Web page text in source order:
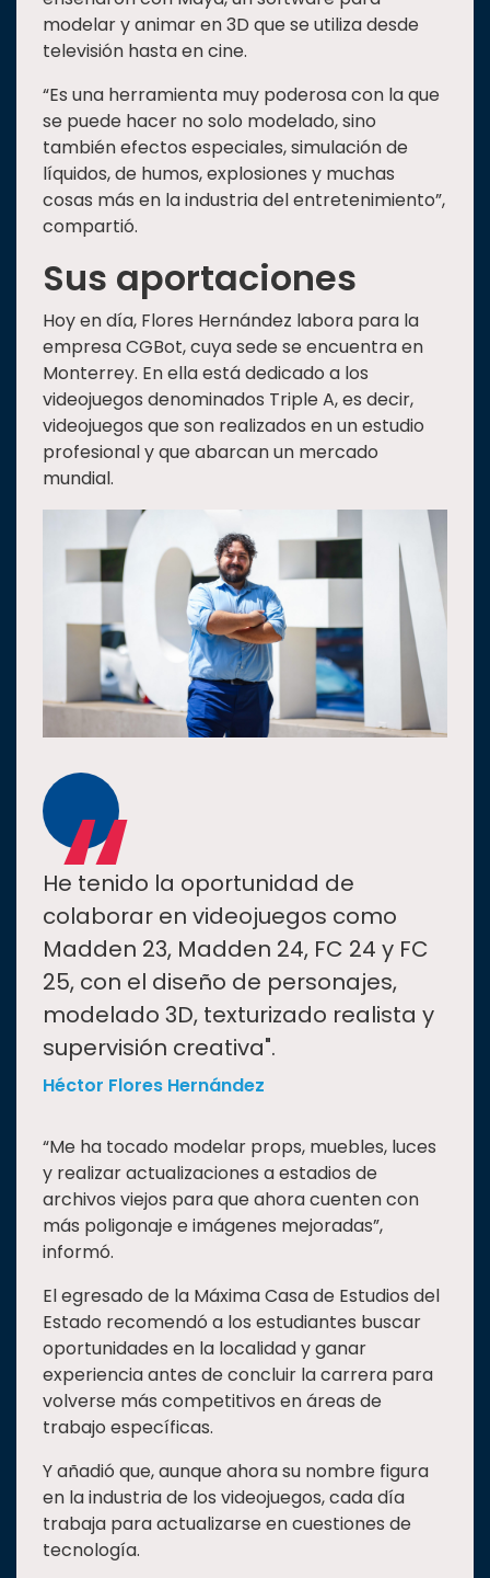
modelar y animar en 3D que se utiliza desde
televisión hasta en cine.
“Es una herramienta muy poderosa con la que
se puede hacer no solo modelado, sino
también efectos especiales, simulación de
líquidos, de humos, explosiones y muchas
cosas más en la industria del entretenimiento”,
compartió.
Sus aportaciones
Hoy en día, Flores Hernández labora para la
empresa CGBot, cuya sede se encuentra en
Monterrey. En ella está dedicado a los
videojuegos denominados Triple A, es decir,
videojuegos que son realizados en un estudio
profesional y que abarcan un mercado
mundial.
“
He tenido la oportunidad de
colaborar en videojuegos como
Madden 23, Madden 24, FC 24 y FC
25, con el diseño de personajes,
modelado 3D, texturizado realista y
supervisión creativa".
Héctor Flores Hernández
“Me ha tocado modelar props, muebles, luces
y realizar actualizaciones a estadios de
archivos viejos para que ahora cuenten con
más poligonaje e imágenes mejoradas”,
informó.
El egresado de la Máxima Casa de Estudios del
Estado recomendó a los estudiantes buscar
oportunidades en la localidad y ganar
experiencia antes de concluir la carrera para
volverse más competitivos en áreas de
trabajo específicas.
Y añadió que, aunque ahora su nombre figura
en la industria de los videojuegos, cada día
trabaja para actualizarse en cuestiones de
tecnología.